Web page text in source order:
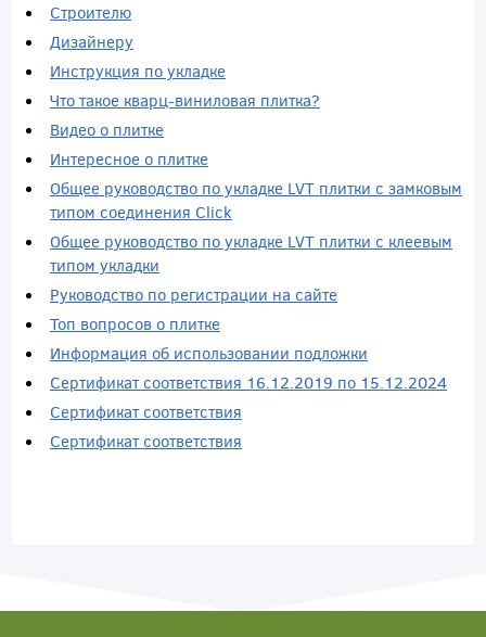
Строителю
Дизайнеру
Инструкция по укладке
Что такое кварц-виниловая плитка?
Видео о плитке
Интересное о плитке
Общее руководство по укладке LVT плитки с замковым
типом соединения Click
Общее руководство по укладке LVT плитки с клеевым
типом укладки
Руководство по регистрации на сайте
Топ вопросов о плитке
Информация об использовании подложки
Сертификат соответствия 16.12.2019 по 15.12.2024
Сертификат соответствия
Сертификат соответствия